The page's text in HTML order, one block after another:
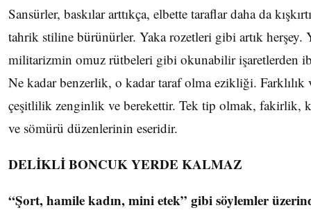
Sansürler, baskılar arttıkça, elbette taraflar daha da
tahrik stiline bürünürler. Yaka rozetleri gibi artık herşey.
militarizmin omuz rütbeleri gibi okunabilir işaretlerden
Ne kadar benzerlik, o kadar taraf olma ezikliği. Farklılık
çeşitlilik zenginlik ve berekettir. Tek tip olmak, fakirlik,
ve sömürü düzenlerinin eseridir.
DELİKLİ BONCUK YERDE KALMAZ
“Şort, hamile kadın, mini etek” gibi söylemler